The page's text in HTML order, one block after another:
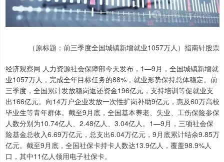
（原标题：前三季度全国城镇新增就业1057万人）指南针股票
经济观察网 人力资源社会保障部今天发布，1—9月，全国城镇新增就
业1057万人，完成全年目标任务的88%，就业形势保持总体稳定。前
三季度，全国累计发放稳岗返还资金196亿元，支持培训等促就业支
出166亿元。向14万户企业发放一次性扩岗补助9亿元，惠及60万高校
毕业生等青年群体。截至9月底，全国基本养老、失业、工伤保险参保
人数分别为10.74亿人、2.48亿人、3.04亿人。1—9月，三项社会保
险基金总收入6.69万亿元，总支出6.04万亿元，9月底累计结余9.85万
亿元。截至9月底，全国社保卡持卡人数达13.9亿人，覆盖98.9%人
口，其中11亿人领用电子社保卡。